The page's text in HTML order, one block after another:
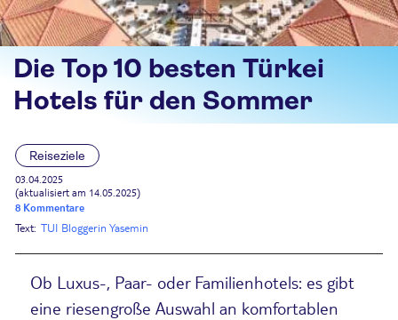
Die Top 10 besten Türkei
Hotels für den Sommer
Reiseziele
03.04.2025
(aktualisiert am 14.05.2025)
8 Kommentare
Text: TUI Bloggerin Yasemin
Ob Luxus-, Paar- oder Familienhotels: es gibt
eine riesengroße Auswahl an komfortablen